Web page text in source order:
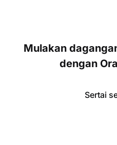
Mulakan
dengan
Sertai